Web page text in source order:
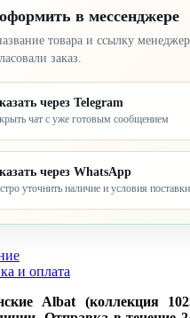
в мессенджере
товара и ссылку
заказ.
через Telegram
чат с уже готовым сообщением
через WhatsApp
уточнить наличие и условия поставки
и оплата
Albat (коллекция